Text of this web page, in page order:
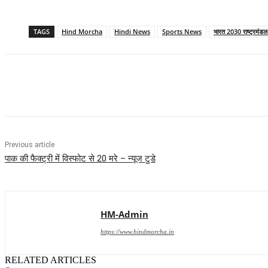
TAGS Hind Morcha Hindi News Sports News भारत 2030 राष्ट्रमंडल
Previous article
पाक की फैक्ट्री में विस्फोट से 20 मरे – न्यूज टुडे
HM-Admin
https://www.hindmorcha.in
RELATED ARTICLES